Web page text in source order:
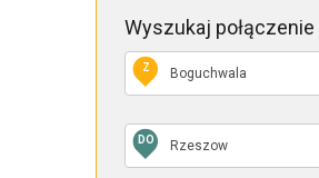
Wyszukaj połączenie
Z
DO